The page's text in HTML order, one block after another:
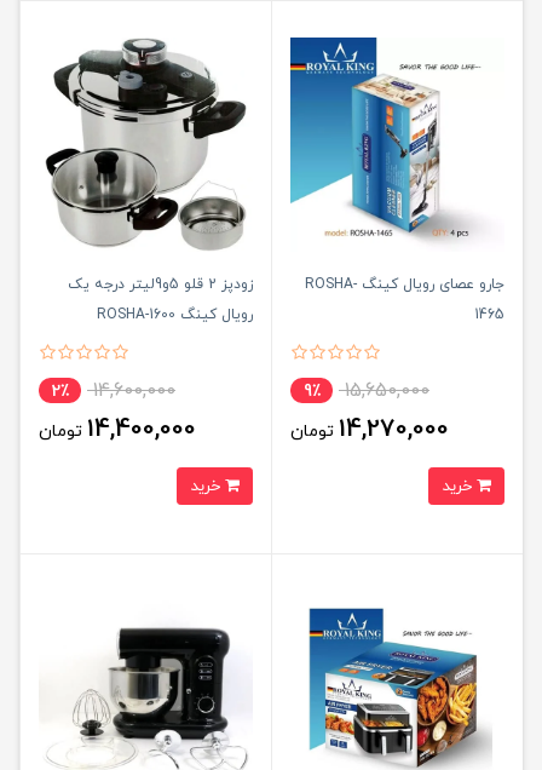
جارو عصای رویال کینگ ROSHA-
1465
15,650,000 9٪
14,270,000 تومان
زودپز 2 قلو 5و9لیتر درجه یک
رویال کینگ ROSHA-1600
14,600,000 2٪
14,400,000 تومان